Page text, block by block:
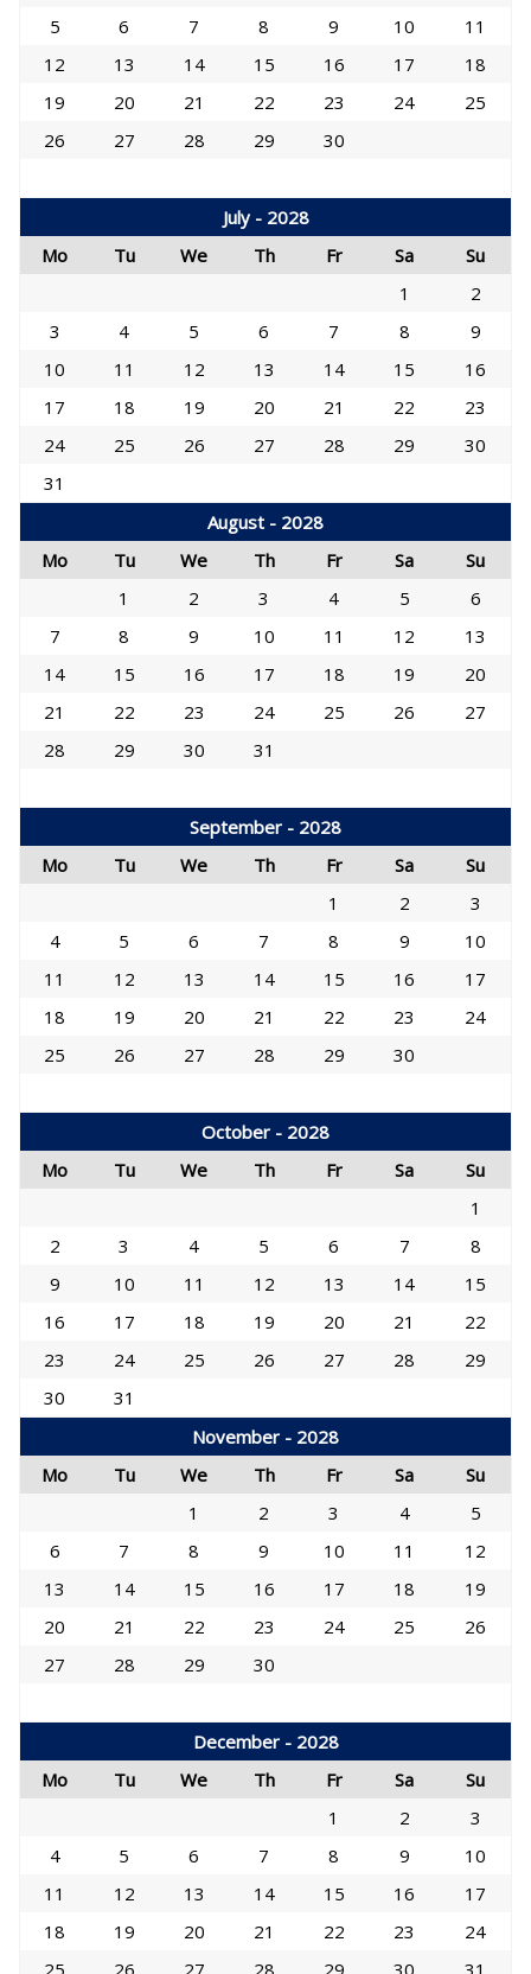
5
6 7 8 9 10
11
12
13 14 15 16 17
18
19
20 21 22 23 24
25
26
27 28 29 30
July - 2028
Mo
Tu We Th Fr Sa
Su
1
2
3
4 5 6 7 8
9
10
11 12 13 14 15
16
17
18 19 20 21 22
23
24
25 26 27 28 29
30
31
August - 2028
Mo
Tu We Th Fr Sa
Su
1
2 3 4 5
6
7
8 9 10 11 12
13
14
15 16 17 18 19
20
21
22 23 24 25 26
27
28
29 30 31
September - 2028
Mo
Tu We Th Fr Sa
Su
1
2
3
4
5 6 7 8 9
10
11
12 13 14 15 16
17
18
19 20 21 22 23
24
25
26 27 28 29 30
October - 2028
Mo
Tu We Th Fr Sa
Su
1
2
3 4 5 6 7
8
9
10 11 12 13 14
15
16
17 18 19 20 21
22
23
24 25 26 27 28
29
30
31
November - 2028
Mo
Tu We Th Fr Sa
Su
1
2 3 4
5
6
7 8 9 10 11
12
13
14 15 16 17 18
19
20
21 22 23 24 25
26
27
28 29 30
December - 2028
Mo
Tu We Th Fr Sa
Su
1
2
3
4
5 6 7 8 9
10
11
12 13 14 15 16
17
18
19 20 21 22 23
24